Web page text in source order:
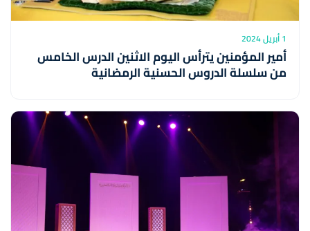
1 أبريل 2024
أمير المؤمنين يترأس اليوم الاثنين الدرس الخامس
من سلسلة الدروس الحسنية الرمضانية